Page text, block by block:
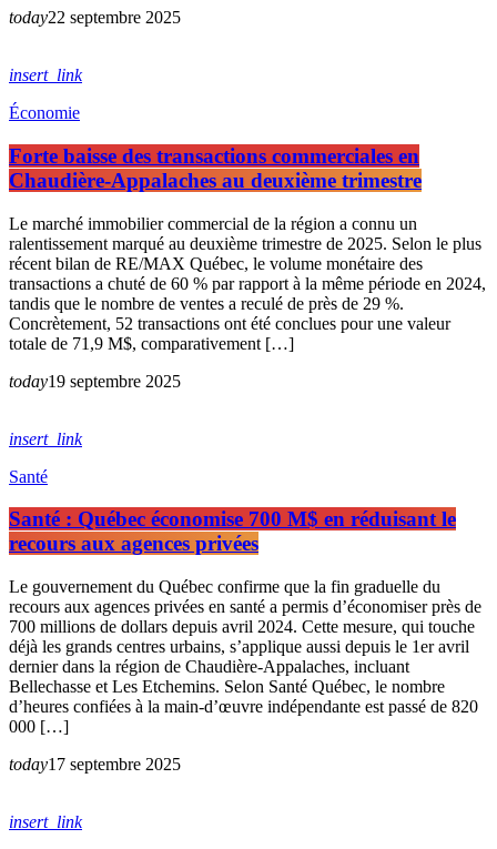
today22 septembre 2025
insert_link
Économie
Forte baisse des transactions commerciales en
Chaudière-Appalaches au deuxième trimestre
Le marché immobilier commercial de la région a connu un
ralentissement marqué au deuxième trimestre de 2025. Selon le plus
récent bilan de RE/MAX Québec, le volume monétaire des
transactions a chuté de 60 % par rapport à la même période en 2024,
tandis que le nombre de ventes a reculé de près de 29 %.
Concrètement, 52 transactions ont été conclues pour une valeur
totale de 71,9 M$, comparativement […]
today19 septembre 2025
insert_link
Santé
Santé : Québec économise 700 M$ en réduisant le
recours aux agences privées
Le gouvernement du Québec confirme que la fin graduelle du
recours aux agences privées en santé a permis d’économiser près de
700 millions de dollars depuis avril 2024. Cette mesure, qui touche
déjà les grands centres urbains, s’applique aussi depuis le 1er avril
dernier dans la région de Chaudière-Appalaches, incluant
Bellechasse et Les Etchemins. Selon Santé Québec, le nombre
d’heures confiées à la main-d’œuvre indépendante est passé de 820
000 […]
today17 septembre 2025
insert_link